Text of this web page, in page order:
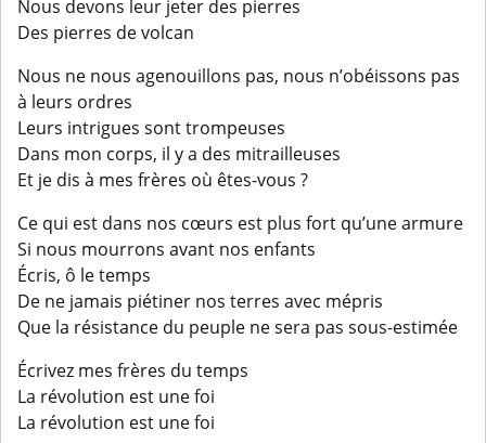
Nous devons leur jeter des pierres
Des pierres de volcan
Nous ne nous agenouillons pas, nous n’obéissons pas
à leurs ordres
Leurs intrigues sont trompeuses
Dans mon corps, il y a des mitrailleuses
Et je dis à mes frères où êtes-vous ?
Ce qui est dans nos cœurs est plus fort qu’une armure
Si nous mourrons avant nos enfants
Écris, ô le temps
De ne jamais piétiner nos terres avec mépris
Que la résistance du peuple ne sera pas sous-estimée
Écrivez mes frères du temps
La révolution est une foi
La révolution est une foi